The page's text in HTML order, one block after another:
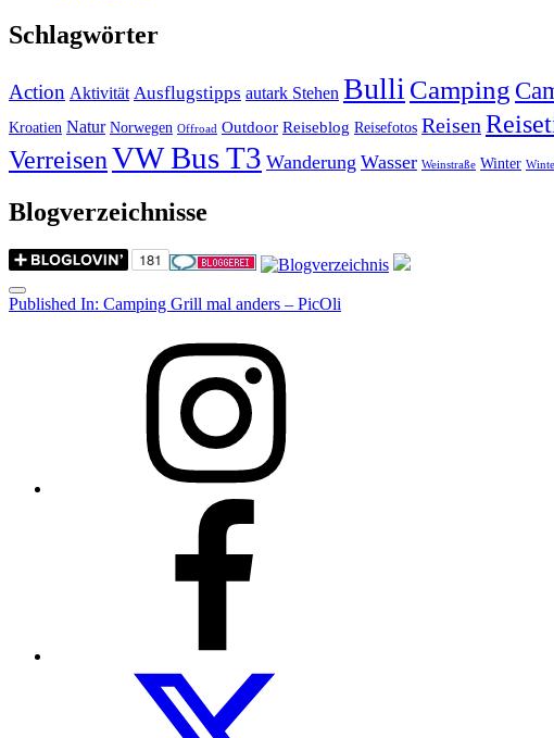
Schlagwörter
Action Aktivität Ausflugstipps autark Stehen BulliCamping
Kroatien Natur Norwegen Offroad Outdoor Reiseblog Reisefotos Reisen
VerreisenVW Bus T3 Wanderung Wasser Weinstraße Winter
Blogverzeichnisse
Menu
Post
Published In: Camping Grill mal anders – PicOli